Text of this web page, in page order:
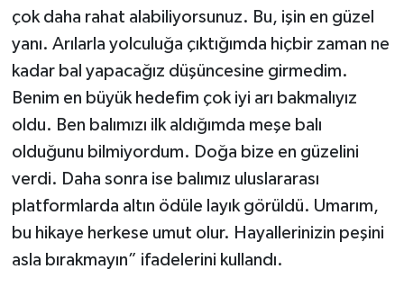
çok daha rahat alabiliyorsunuz. Bu, işin en güzel
yanı. Arılarla yolculuğa çıktığımda hiçbir zaman ne
kadar bal yapacağız düşüncesine girmedim.
Benim en büyük hedefim çok iyi arı bakmalıyız
oldu. Ben balımızı ilk aldığımda meşe balı
olduğunu bilmiyordum. Doğa bize en güzelini
verdi. Daha sonra ise balımız uluslararası
platformlarda altın ödüle layık görüldü. Umarım,
bu hikaye herkese umut olur. Hayallerinizin peşini
asla bırakmayın” ifadelerini kullandı.